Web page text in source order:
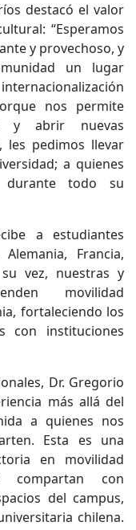
destacó el valor
“Esperamos
y provechoso, y
un lugar
nos permite
y abrir nuevas
les pedimos llevar
a quienes
durante todo su
a estudiantes
Francia,
vez, nuestras y
movilidad
fortaleciendo los
con instituciones
Dr. Gregorio
más allá del
a quienes nos
Esta es una
en movilidad
compartan con
del campus,
chilena.